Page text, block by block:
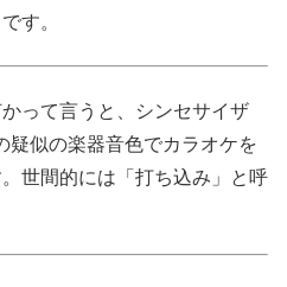
す。
って言うと、シンセサイザ
疑似の楽器音色でカラオケを
世間的には「打ち込み」と呼